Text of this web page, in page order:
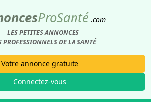
ProSanté .com
LES PETITES ANNONCES
PROFESSIONNELS DE LA SANTÉ
Votre annonce gratuite
Connectez-vous